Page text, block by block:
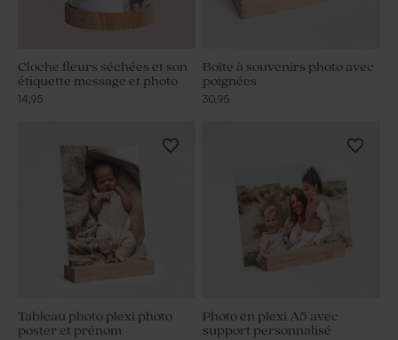
Cloche fleurs séchées et son
étiquette message et photo
14,95
Boîte à souvenirs photo avec
poignées
30,95
Tableau photo plexi photo
poster et prénom
Photo en plexi A5 avec
support personnalisé